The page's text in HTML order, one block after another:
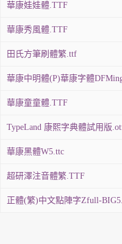
華康娃娃體.TTF
華康秀風體.TTF
田氏方筆刷體繁.ttf
華康中明體(P)華康字體
華康童童體.TTF
TypeLand 康熙字典體試用版
華康黑體W5.ttc
超研澤注音體繁.TTF
正體(繁)中文點陣字Zfull-